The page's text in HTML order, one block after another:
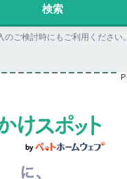
ご検討時にもご利用ください。